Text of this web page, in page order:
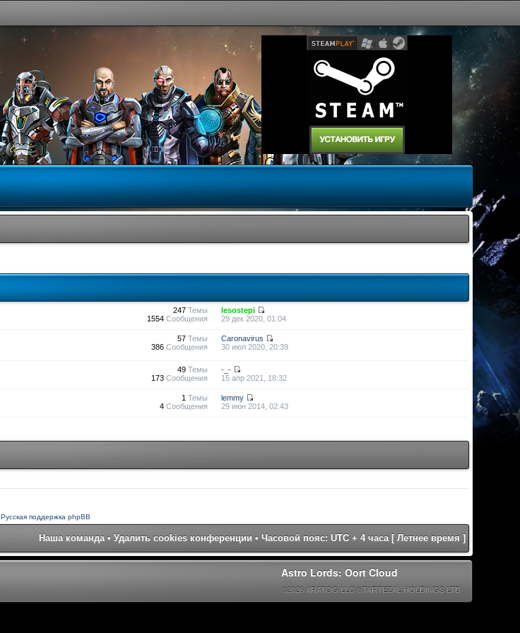
247Темы
1554Сообщения
lesostepi
29 дек 2020, 01:04
57Темы
386Сообщения
Caronavirus
30 июл 2020, 20:39
49Темы
173Сообщения
-_-
15 апр 2021, 18:32
1 Темы
4Сообщения
lemmy
29 июн 2014, 02:43
Русская поддержка phpBB
Наша команда• Удалить cookies конференции • Часовой пояс: UTC + 4 часа [ Летнее время ]
Astro Lords: Oort Cloud
©2026 ARATOG LLC ©TARTEZAL HOLDINGS LTD